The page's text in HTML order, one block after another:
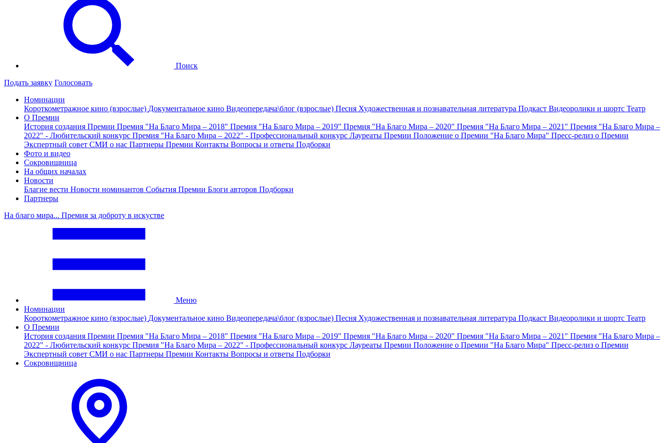
Поиск
Подать заявку Голосовать
Номинации
Короткометражное кино (взрослые) Документальное кино Видеопередача\блог (взрослые) Песня Художественная и познавательная литература Подкаст Видеоролики и шортс Театр
О Премии
История создания Премии Премия "На Благо Мира – 2018" Премия "На Благо Мира – 2019" Премия "На Благо Мира – 2020" Премия "На Благо Мира – 2021" Премия "На Благо Мира –
2022" - Любительский конкурс Премия "На Благо Мира – 2022" - Профессиональный конкурс Лауреаты Премии Положение о Премии "На Благо Мира" Пресс-релиз о Премии
Экспертный совет СМИ о нас Партнеры Премии Контакты Вопросы и ответы Подборки
Фото и видео
Сокровищница
На общих началах
Новости
Благие вести Новости номинантов События Премии Блоги авторов Подборки
Партнеры
На благо мира... Премия за доброту в искустве
Меню
Номинации
Короткометражное кино (взрослые) Документальное кино Видеопередача\блог (взрослые) Песня Художественная и познавательная литература Подкаст Видеоролики и шортс Театр
О Премии
История создания Премии Премия "На Благо Мира – 2018" Премия "На Благо Мира – 2019" Премия "На Благо Мира – 2020" Премия "На Благо Мира – 2021" Премия "На Благо Мира –
2022" - Любительский конкурс Премия "На Благо Мира – 2022" - Профессиональный конкурс Лауреаты Премии Положение о Премии "На Благо Мира" Пресс-релиз о Премии
Экспертный совет СМИ о нас Партнеры Премии Контакты Вопросы и ответы Подборки
Сокровищница